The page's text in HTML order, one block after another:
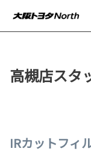
高槻店スタ
IRカットフィ